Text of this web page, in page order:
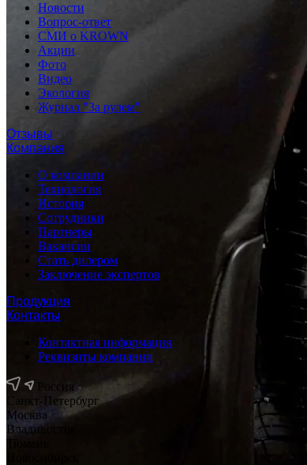
Новости
Вопрос-ответ
СМИ о KROWN
Акции
Фото
Видео
Экология
Журнал "За рулем"
Отзывы
Компания
О компании
Технология
История
Сотрудники
Партнеры
Вакансии
Стать дилером
Заключение экспертов
Продукция
Контакты
Контактная информация
Реквизиты компании
Россия
Санкт-Петербург
Москва
Владивосток